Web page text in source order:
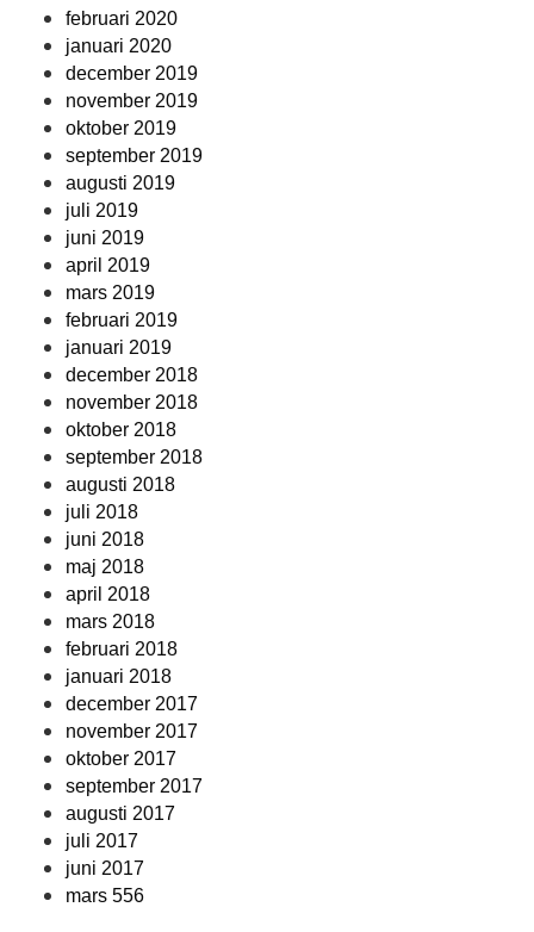
februari 2020
januari 2020
december 2019
november 2019
oktober 2019
september 2019
augusti 2019
juli 2019
juni 2019
april 2019
mars 2019
februari 2019
januari 2019
december 2018
november 2018
oktober 2018
september 2018
augusti 2018
juli 2018
juni 2018
maj 2018
april 2018
mars 2018
februari 2018
januari 2018
december 2017
november 2017
oktober 2017
september 2017
augusti 2017
juli 2017
juni 2017
mars 556